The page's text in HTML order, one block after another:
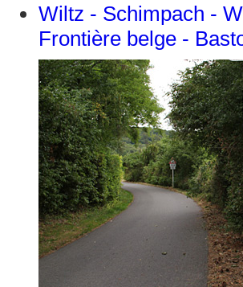
Wiltz - Schimpach -
Frontière belge -